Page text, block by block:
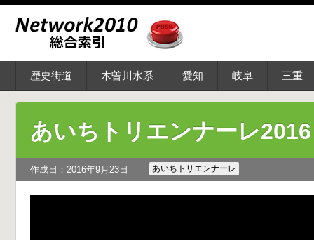
歴史街道 木曽川水系 愛知 岐阜 三重
あいちトリエンナーレ
作成日：2016年9月23日 あいちトリエンナーレ